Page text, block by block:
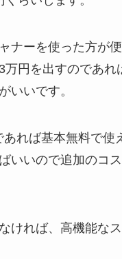
ナーを使った方が
万円を出すのであれ
いいです。
れば基本無料で使
いいので追加のコ
ければ、高機能な